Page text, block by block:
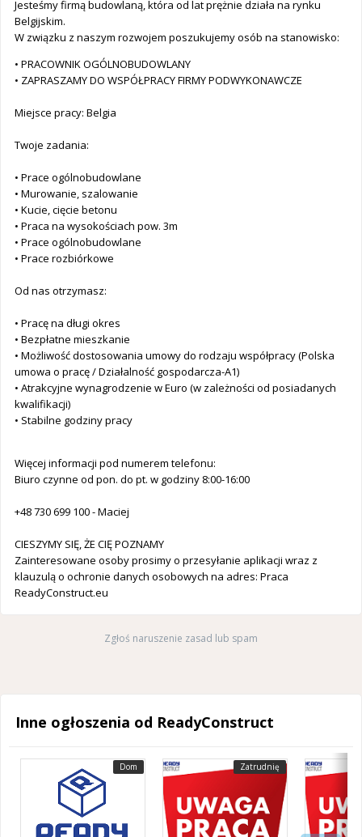
Jesteśmy firmą budowlaną, która od lat prężnie działa na rynku
Belgijskim.
W związku z naszym rozwojem poszukujemy osób na stanowisko:
• PRACOWNIK OGÓLNOBUDOWLANY
• ZAPRASZAMY DO WSPÓŁPRACY FIRMY PODWYKONAWCZE
Miejsce pracy: Belgia
Twoje zadania:
• Prace ogólnobudowlane
• Murowanie, szalowanie
• Kucie, cięcie betonu
• Praca na wysokościach pow. 3m
• Prace ogólnobudowlane
• Prace rozbiórkowe
Od nas otrzymasz:
• Pracę na długi okres
• Bezpłatne mieszkanie
• Możliwość dostosowania umowy do rodzaju współpracy (Polska
umowa o pracę / Działalność gospodarcza-A1)
• Atrakcyjne wynagrodzenie w Euro (w zależności od posiadanych
kwalifikacji)
• Stabilne godziny pracy
Więcej informacji pod numerem telefonu:
Biuro czynne od pon. do pt. w godziny 8:00-16:00
+48 730 699 100 - Maciej
CIESZYMY SIĘ, ŻE CIĘ POZNAMY
Zainteresowane osoby prosimy o przesyłanie aplikacji wraz z
klauzulą o ochronie danych osobowych na adres: Praca
ReadyConstruct.eu
Zgłoś naruszenie zasad lub spam
Inne ogłoszenia od ReadyConstruct
Dom Zatrudnię